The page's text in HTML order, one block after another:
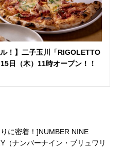
！】二子玉川「RIGOLETTO
日（木）11時オープン！！
に密着！]NUMBER NINE
（ナンバーナイン・ブリュワリ